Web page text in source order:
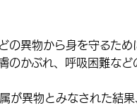
異物から身を守るため
かぶれ、呼吸困難など
異物とみなされた結